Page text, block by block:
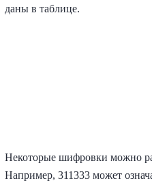
даны в таблице.
Некоторые шифровки можно
Например, 311333 может